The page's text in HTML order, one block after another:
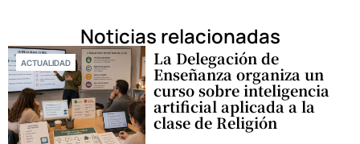
Noticias relacionadas
ACTUALIDAD La Delegación de
Enseñanza organiza un
curso sobre inteligencia
artificial aplicada a la
clase de Religión